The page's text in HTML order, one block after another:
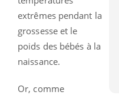
extrêmes pendant la
grossesse et le
poids des bébés à la
naissance.
Or, comme